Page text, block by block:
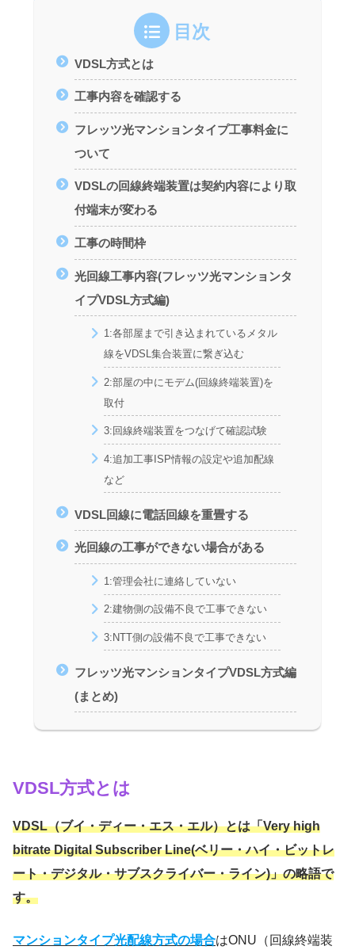
目次
VDSL方式とは
工事内容を確認する
フレッツ光マンションタイプ工事料金に
ついて
VDSLの回線終端装置は契約内容により取
付端末が変わる
工事の時間枠
光回線工事内容(フレッツ光マンションタ
イプVDSL方式編)
1:各部屋まで引き込まれているメタル
線をVDSL集合装置に繋ぎ込む
2:部屋の中にモデム(回線終端装置)を
取付
3:回線終端装置をつなげて確認試験
4:追加工事ISP情報の設定や追加配線
など
VDSL回線に電話回線を重畳する
光回線の工事ができない場合がある
1:管理会社に連絡していない
2:建物側の設備不良で工事できない
3:NTT側の設備不良で工事できない
フレッツ光マンションタイプVDSL方式編
(まとめ)
VDSL方式とは
VDSL（ブイ・ディー・エス・エル）とは「Very high
bitrate Digital Subscriber Line(ベリー・ハイ・ビットレ
ート・デジタル・サブスクライバー・ライン)」の略語で
す。
マンションタイプ光配線方式の場合はONU（回線終端装